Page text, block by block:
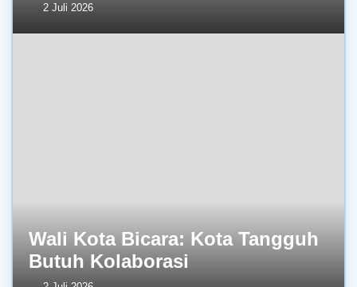
2 Juli 2026
Wali Kota Bicara: Kota Tangguh
Butuh Kolaborasi